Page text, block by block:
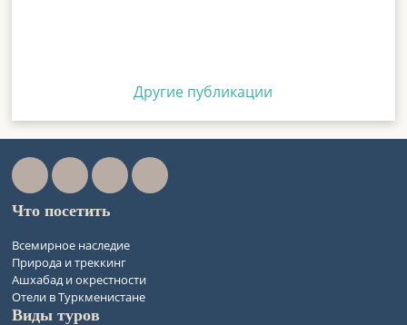
Другие публикации
Что посетить
Всемирное наследие
Природа и треккинг
Ашхабад и окрестности
Отели в Туркменистане
Виды туров